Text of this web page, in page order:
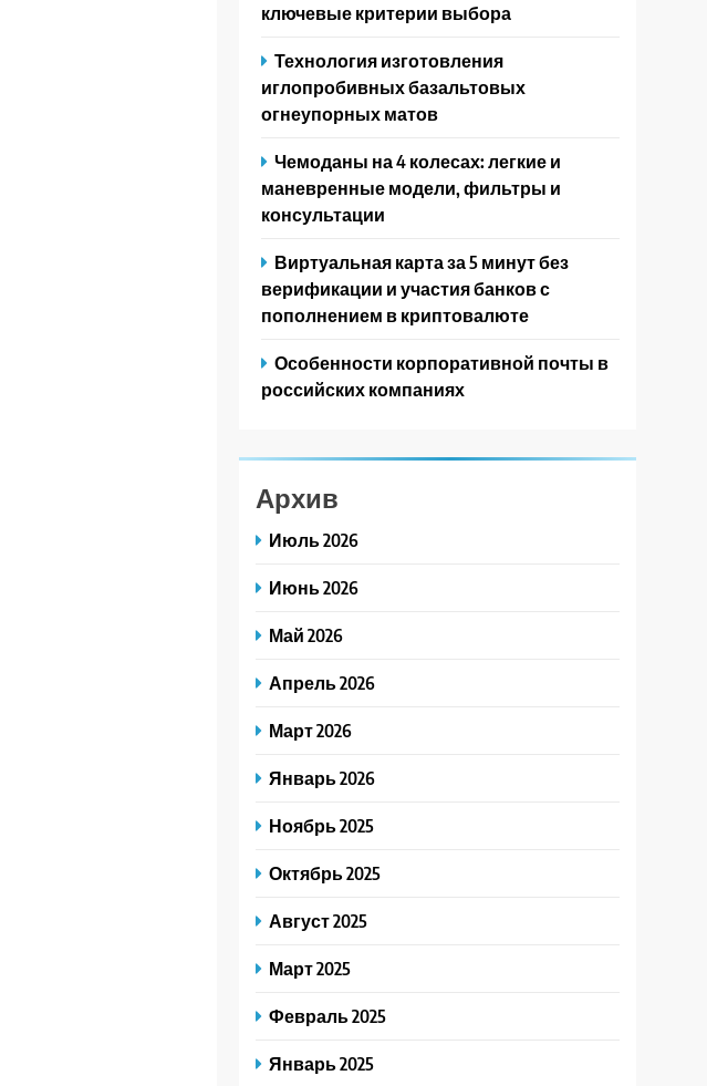
ключевые критерии выбора
Технология изготовления
иглопробивных базальтовых
огнеупорных матов
Чемоданы на 4 колесах: легкие и
маневренные модели, фильтры и
консультации
Виртуальная карта за 5 минут без
верификации и участия банков с
пополнением в криптовалюте
Особенности корпоративной почты в
российских компаниях
Архив
Июль 2026
Июнь 2026
Май 2026
Апрель 2026
Март 2026
Январь 2026
Ноябрь 2025
Октябрь 2025
Август 2025
Март 2025
Февраль 2025
Январь 2025